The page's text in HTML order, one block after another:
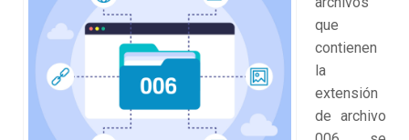
que
contienen
la
extensión
de archivo